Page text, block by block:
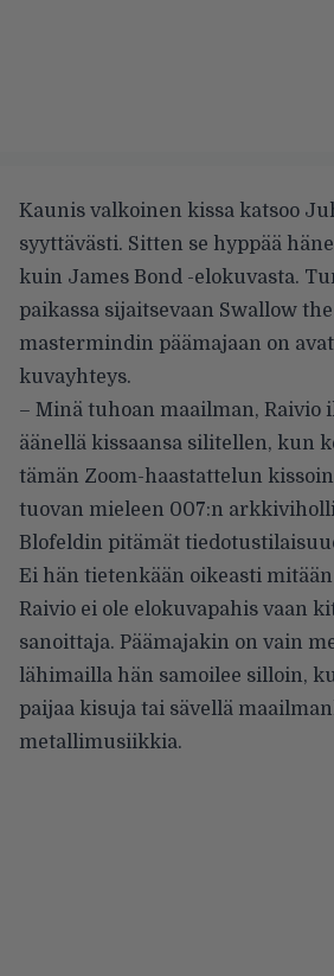
Kaunis valkoinen kissa katsoo
syyttävästi. Sitten se hyppää
kuin James Bond -elokuvasta.
paikassa sijaitsevaan Swallow
mastermindin päämajaan on
kuvayhteys.
– Minä tuhoan maailman, Raivio
äänellä kissaansa silitellen, kun
tämän Zoom-haastattelun
tuovan mieleen 007:n
Blofeldin pitämät
Ei hän tietenkään oikeasti
Raivio ei ole elokuvapahis vaan
sanoittaja. Päämajakin on vain
lähimailla hän samoilee silloin,
paijaa kisuja tai sävellä
metallimusiikkia.